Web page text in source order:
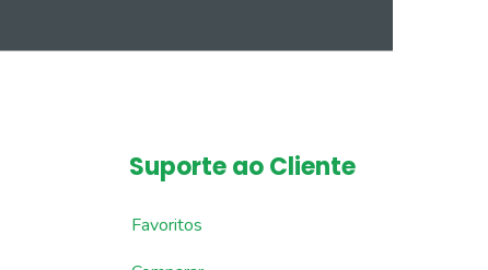
Suporte ao Cliente
Favoritos